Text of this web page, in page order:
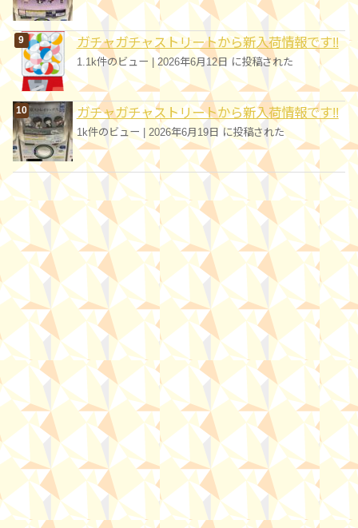
ガチャガチャストリートから新入荷情報です!!
1.1k件のビュー |2026年6月12日 に投稿された
ガチャガチャストリートから新入荷情報です!!
1k件のビュー 2026年6月19日 に投稿された